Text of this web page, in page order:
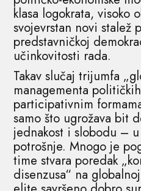
klasa logokrata, visoko
svojevrstan novi stalež
predstavničkoj
učinkovitosti rada.
Takav slučaj trijumfa
managementa
participativnim
samo što ugrožava bit
jednakost i slobodu –
potrošnje. Mnogo je
time stvara poredak
disenzusa“ na